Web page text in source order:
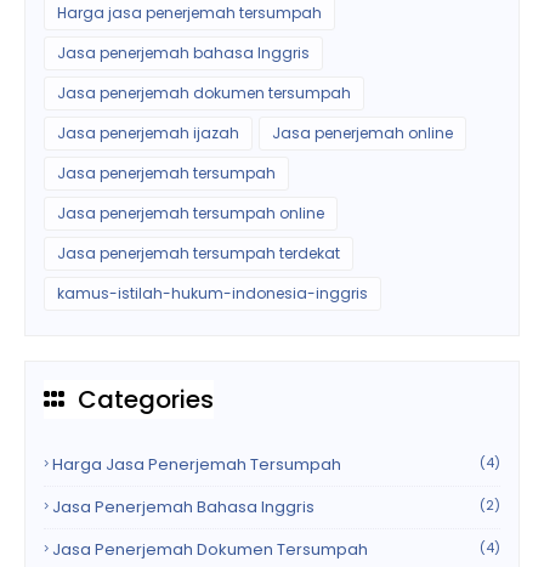
Harga jasa penerjemah tersumpah
Jasa penerjemah bahasa Inggris
Jasa penerjemah dokumen tersumpah
Jasa penerjemah ijazah
Jasa penerjemah online
Jasa penerjemah tersumpah
Jasa penerjemah tersumpah online
Jasa penerjemah tersumpah terdekat
kamus-istilah-hukum-indonesia-inggris
Categories
Harga Jasa Penerjemah Tersumpah (4)
Jasa Penerjemah Bahasa Inggris (2)
Jasa Penerjemah Dokumen Tersumpah (4)